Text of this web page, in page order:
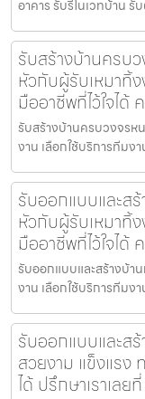
อาคาร รับรีโนเวทบ้าน
รับสร้างบ้านครบ
หัวกับผู้รับเหมาทิ้
มืออาชีพที่ไว้ใจได้
รับสร้างบ้านครบวงจร
งาน เลือกใช้บริการทีมง
รับออกแบบและส
หัวกับผู้รับเหมาทิ้
มืออาชีพที่ไว้ใจได้
รับออกแบบและสร้างบ้
งาน เลือกใช้บริการทีมง
รับออกแบบและส
สวยงาม แข็งแร
ได้ ปรึกษาเราเล